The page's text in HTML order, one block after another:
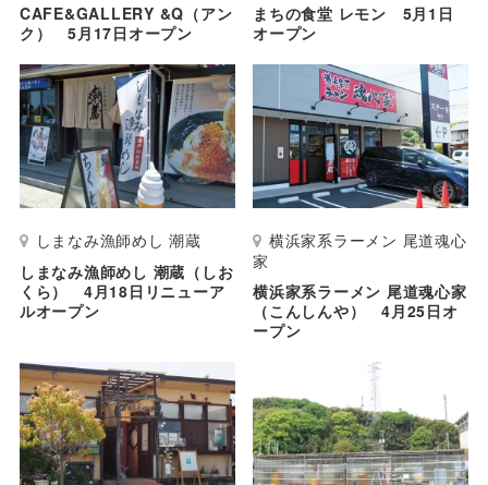
CAFE&GALLERY &Q（アン
ク） 5月17日オープン
まちの食堂 レモン 5月1日
オープン
しまなみ漁師めし 潮蔵
しまなみ漁師めし 潮蔵（しお
くら） 4月18日リニューア
ルオープン
横浜家系ラーメン 尾道魂心
家
横浜家系ラーメン 尾道魂心家
（こんしんや） 4月25日オ
ープン